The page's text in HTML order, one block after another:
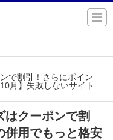
で割引！さらにポイン
月】失敗しないサイト
はクーポンで割
併用でもっと格安